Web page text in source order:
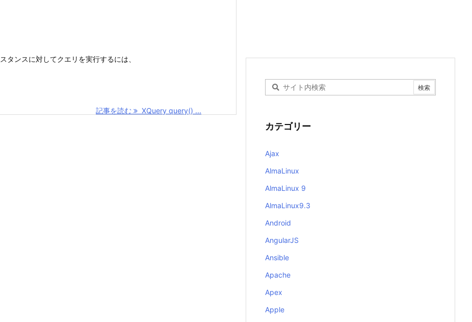
ンスに対してクエリを実行するには、
記事を読む XQuery query() ...
カテゴリー
Ajax
AlmaLinux
AlmaLinux 9
AlmaLinux9.3
Android
AngularJS
Ansible
Apache
Apex
Apple